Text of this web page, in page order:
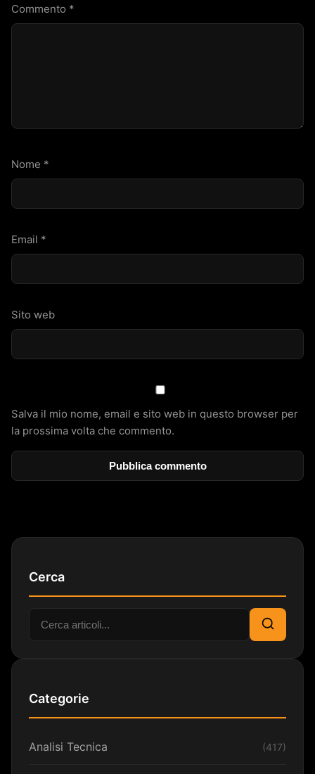
Commento *
Nome *
Email *
Sito web
Salva il mio nome, email e sito web in questo browser per
la prossima volta che commento.
Cerca
Cerca:
Cerca
Categorie
Analisi Tecnica (417)